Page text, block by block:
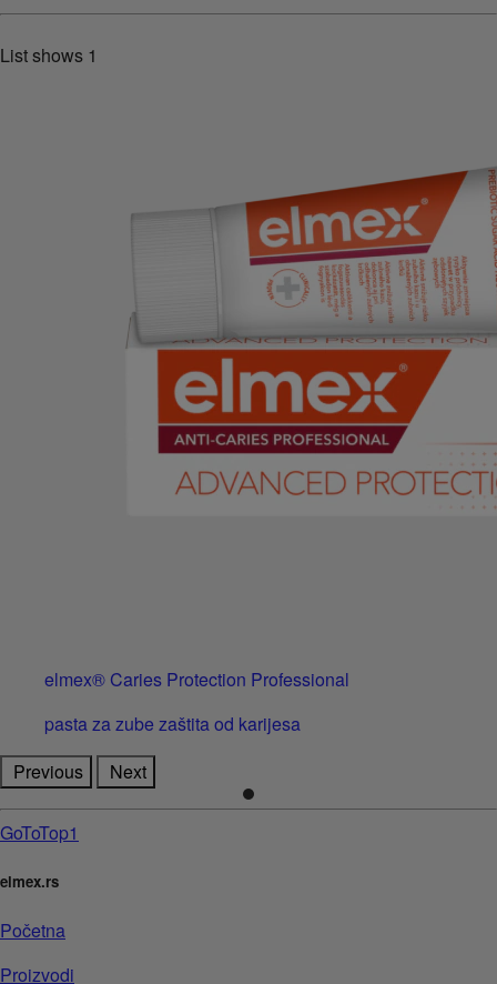
List shows 1
elmex® Caries Protection Professional
pasta za zube zaštita od karijesa
Previous
Next
GoToTop1
elmex.rs
Početna
Proizvodi